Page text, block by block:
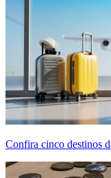
Confira cinco destinos